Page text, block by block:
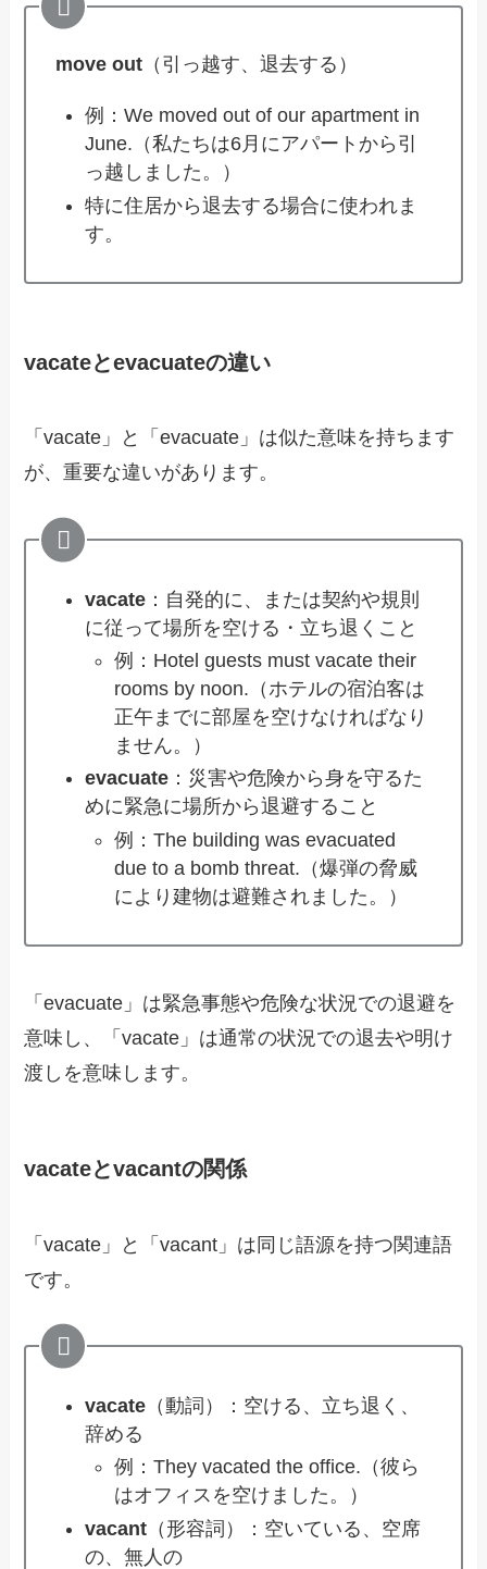
move out （引っ越す、退去する）
例：We moved out of our apartment in
June.（私たちは6月にアパートから引
っ越しました。）
特に住居から退去する場合に使われま
す。
vacateとevacuateの違い
「vacate」と「evacuate」は似た意味を持ちます
が、重要な違いがあります。
vacate ：自発的に、または契約や規則
に従って場所を空ける・立ち退くこと
例：Hotel guests must vacate their
rooms by noon.（ホテルの宿泊客は
正午までに部屋を空けなければなり
ません。）
evacuate ：災害や危険から身を守るた
めに緊急に場所から退避すること
例：The building was evacuated
due to a bomb threat.（爆弾の脅威
により建物は避難されました。）
「evacuate」は緊急事態や危険な状況での退避を
意味し、「vacate」は通常の状況での退去や明け
渡しを意味します。
vacateとvacantの関係
「vacate」と「vacant」は同じ語源を持つ関連語
です。
vacate （動詞）：空ける、立ち退く、
辞める
例：They vacated the office.（彼ら
はオフィスを空けました。）
vacant （形容詞）：空いている、空席
の、無人の